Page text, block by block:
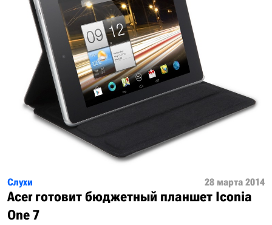
Слухи 28 марта 2014
Acer готовит бюджетный планшет Iconia
One 7